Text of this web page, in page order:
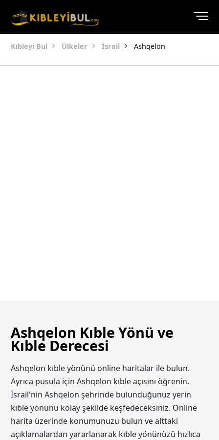
Kıbleyi Bul Ülkeler İsrail Ashqelon
Ashqelon Kıble Yönü ve
Kıble Derecesi
Ashqelon kıble yönünü online haritalar ile bulun.
Ayrıca pusula için Ashqelon kıble açısını öğrenin.
İsrail'nin Ashqelon şehrinde bulunduğunuz yerin
kıble yönünü kolay şekilde keşfedeceksiniz. Online
harita üzerinde konumunuzu bulun ve alttaki
açıklamalardan yararlanarak kıble yönünüzü hızlıca